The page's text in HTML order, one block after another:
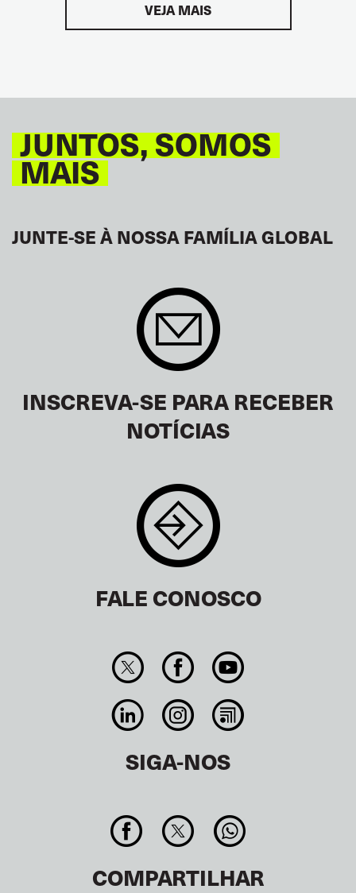
VEJA MAIS
JUNTOS, SOMOS
MAIS
JUNTE-SE À NOSSA FAMÍLIA GLOBAL
INSCREVA-SE PARA RECEBER
NOTÍCIAS
FALE CONOSCO
SIGA-NOS
COMPARTILHAR